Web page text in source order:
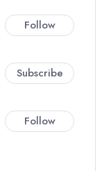
Follow
Subscribe
Follow